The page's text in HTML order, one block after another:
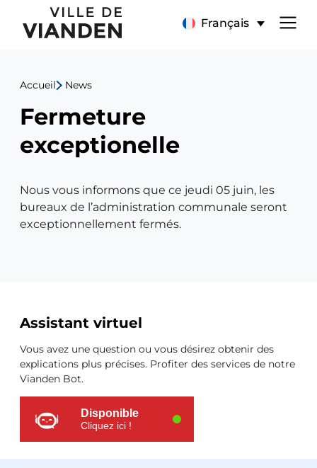
Fermeture
exceptionelle
Français
Menu
navigation
principal
Accueil News
Fermeture
exceptionelle
Nous vous informons que ce jeudi 05 juin, les
bureaux de l’administration communale seront
exceptionnellement fermés.
Ressources
supplémentaires
Assistant virtuel
Vous avez une question ou vous désirez obtenir des
explications plus précises. Profiter des services de notre
Vianden Bot.
Disponible
Cliquez ici !